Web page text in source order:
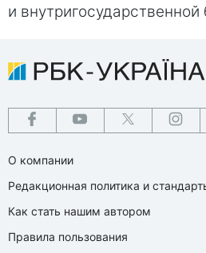
и внутригосударственной
О компании
Редакционная политика и
Как стать нашим автором
Правила пользования